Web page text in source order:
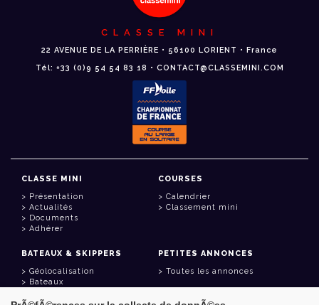
CLASSE MINI
22 AVENUE DE LA PERRIÈRE • 56100 LORIENT • France
Tél: +33 (0)9 54 54 83 18 • CONTACT@CLASSEMINI.COM
CLASSE MINI
Présentation
Actualités
Documents
Adhérer
COURSES
Calendrier
Classement mini
BATEAUX & SKIPPERS
Géolocalisation
Bateaux
PETITES ANNONCES
Toutes les annonces